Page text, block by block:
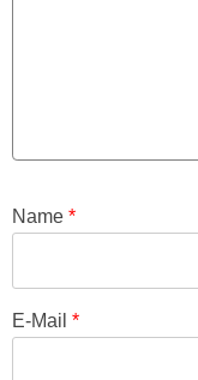
Name *
E-Mail *